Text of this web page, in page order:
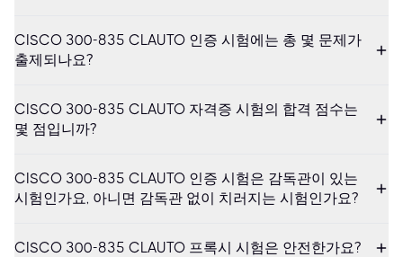
CISCO 300-835 CLAUTO 인증 시험에는 총 몇 문제가
출제되나요?
CISCO 300-835 CLAUTO 자격증 시험의 합격 점수는
몇 점입니까?
CISCO 300-835 CLAUTO 인증 시험은 감독관이 있는
시험인가요, 아니면 감독관 없이 치러지는 시험인가요?
CISCO 300-835 CLAUTO 프록시 시험은 안전한가요?